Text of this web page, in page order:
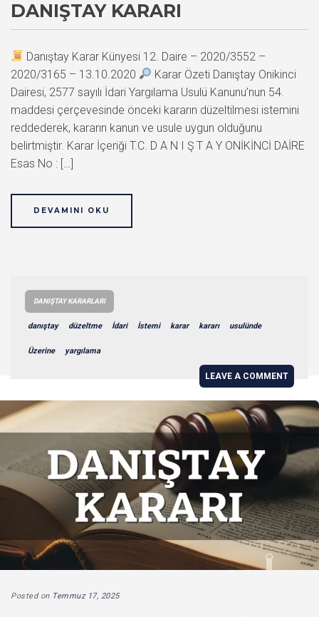
DANIŞTAY KARARI
Danıştay Karar Künyesi 12. Daire – 2020/3552 –
2020/3165 – 13.10.2020
Karar Özeti Danıştay Onikinci
Dairesi, 2577 sayılı İdari Yargılama Usulü Kanunu’nun 54.
maddesi çerçevesinde önceki kararın düzeltilmesi istemini
reddederek, kararın kanun ve usule uygun olduğunu
belirtmiştir. Karar İçeriği T.C. D A N I Ş T A Y ONİKİNCİ DAİRE
Esas No : […]
DEVAMINI OKU
DANIŞTAY KARARLARI
danıştay düzeltme İdari İstemi karar kararı usulünde
Üzerine yargılama
LEAVE A COMMENT
Posted on Temmuz 17, 2025